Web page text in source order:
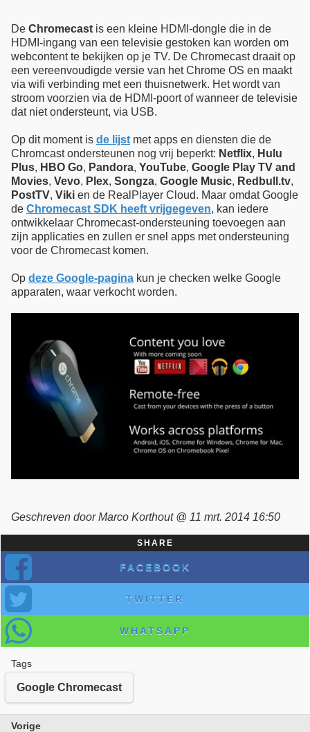
De Chromecast is een kleine HDMI-dongle die in de
HDMI-ingang van een televisie gestoken kan worden om
webcontent te bekijken op je TV. De Chromecast draait op
een vereenvoudigde versie van het Chrome OS en maakt
via wifi verbinding met een thuisnetwerk. Het wordt van
stroom voorzien via de HDMI-poort of wanneer de televisie
dat niet ondersteunt, via USB.
Op dit moment is de lijst met apps en diensten die de
Chromcast ondersteunen nog vrij beperkt: Netflix, Hulu
Plus, HBO Go, Pandora, YouTube, Google Play TV and
Movies, Vevo, Plex, Songza, Google Music, Redbull.tv,
PostTV, Viki en de RealPlayer Cloud. Maar omdat Google
de Chromecast SDK heeft vrijgegeven, kan iedere
ontwikkelaar Chromecast-ondersteuning toevoegen aan
zijn applicaties en zullen er snel apps met ondersteuning
voor de Chromecast komen.
Op deze Google-pagina kun je checken welke Google
apparaten, waar verkocht worden.
Geschreven door Marco Korthout @ 11 mrt. 2014 16:50
SHARE
FACEBOOK
TWITTER
WHATSAPP
Tags
Google Chromecast
Vorige